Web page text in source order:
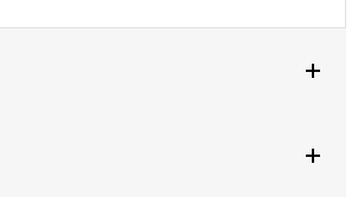
limitata di 2 anni – Visitare la pagina